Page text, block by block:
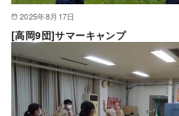
2025年8月17日
[高岡9団]サマーキャンプ